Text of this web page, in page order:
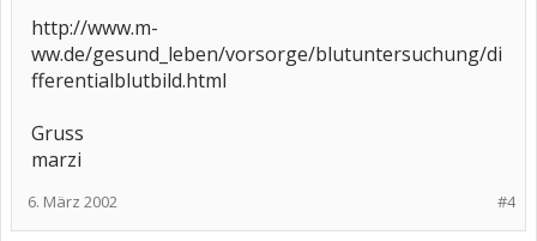
http://www.m-
ww.de/gesund_leben/vorsorge/blutuntersuchung/di
fferentialblutbild.html
Gruss
marzi
#4
6. März 2002